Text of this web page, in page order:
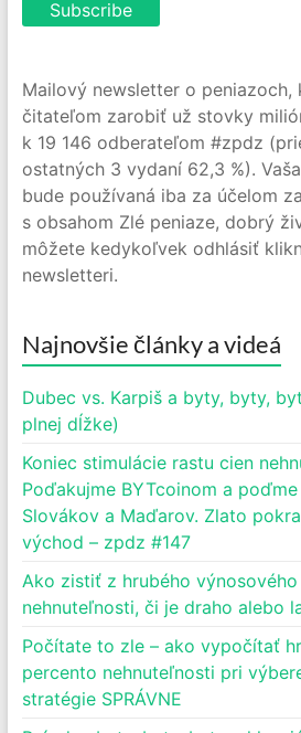
Mailový newsletter o peniazoch,
čitateľom zarobiť už stovky
k 19 146 odberateľom #zpdz
ostatných 3 vydaní 62,3 %).
bude používaná iba za účelom
s obsahom Zlé peniaze, dobrý
môžete kedykoľvek odhlásiť
newsletteri.
Najnovšie články a videá
Dubec vs. Karpiš a byty, byty,
plnej dĺžke)
Koniec stimulácie rastu cien
Poďakujme BYTcoinom a
Slovákov a Maďarov. Zlato
východ – zpdz #147
Ako zistiť z hrubého
nehnuteľnosti, či je draho alebo
Počítate to zle – ako vypočítať
percento nehnuteľnosti pri
stratégie SPRÁVNE